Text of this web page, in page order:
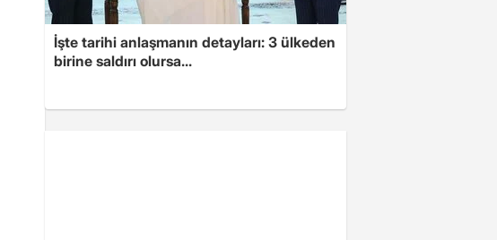
İşte tarihi anlaşmanın detayları: 3 ülkeden
birine saldırı olursa...